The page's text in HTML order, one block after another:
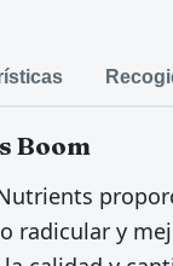
Boom
radicular y